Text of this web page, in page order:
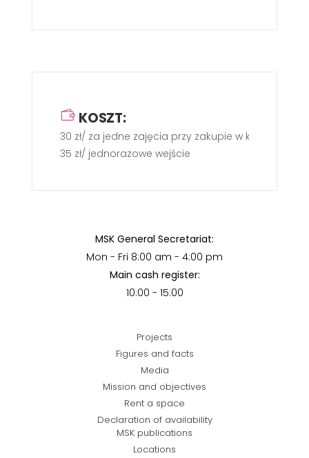
KOSZT:
30 zł/ za jedne zajęcia przy zakupie w karnecie
35 zł/ jednorazowe wejście
MSK General Secretariat:
Mon - Fri 8:00 am - 4:00 pm
Main cash register:
10:00 - 15:00
Projects
Figures and facts
Media
Mission and objectives
Rent a space
Declaration of availability
MSK publications
Locations